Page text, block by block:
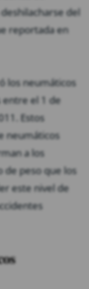
del
reportada en
los neumáticos
entre el 1 de
Estos
neumáticos
a los
de peso que los
este nivel de